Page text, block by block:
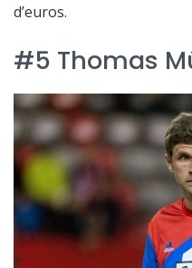
d’euros.
#5 Thomas